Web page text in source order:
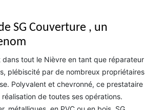
SG Couverture , un
tout le Nièvre en tant que réparateur
plébiscité par de nombreux propriétaires
Polyvalent et chevronné, ce prestataire
de toutes ses opérations.